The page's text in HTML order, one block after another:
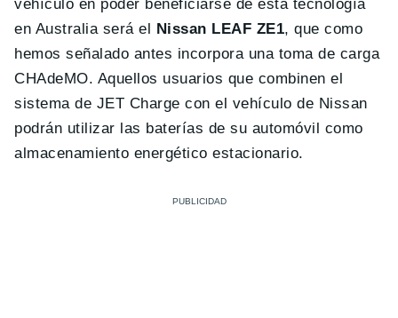
vehículo en poder beneficiarse de esta tecnología
en Australia será el
Nissan LEAF ZE1, que como
hemos señalado antes incorpora una toma de carga
CHAdeMO. Aquellos usuarios que combinen el
sistema de JET Charge con el vehículo de Nissan
podrán utilizar las baterías de su automóvil como
almacenamiento energético estacionario.